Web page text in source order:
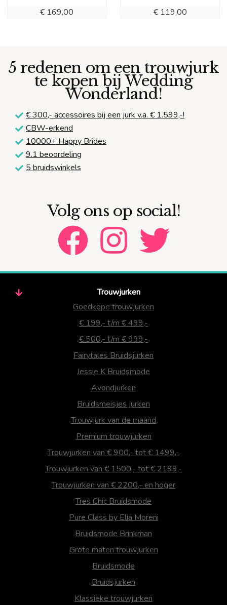
€169,00 €119,00
5 redenen om een trouwjurk
te kopen bij Wedding
Wonderland!
€ 300,- accessoires bij een jurk v.a. € 1.599,-!
CBW-erkend
10000+ Happy Brides
9.1 beoordeling
5 bruidswinkels
Volg ons op social!
Trouwjurken
Goedkope trouwjurken
€ 199,- t/m € 499,-
€ 500,- t/m € 999,-
Fairytales Bruidsjurken
Jessie K Bruidsmode
Avondjurken
Bruidsmeisjes jurken
Trouwjurk van de maand
Premium trouwjurken
Trouwjurken van € 900,- tot € 1499,-
Trouwjurken van € 1500,- tot € 2199,-
Trouwjurken van € 2200,- en hoger
Tres Chic Bruidsmode
Pure Class by Elia Moreni
Bruidsmode Brinkman
Grote maten trouwjurken
Bruidsmode
Bruidsjurken
Klassieke trouwjurken